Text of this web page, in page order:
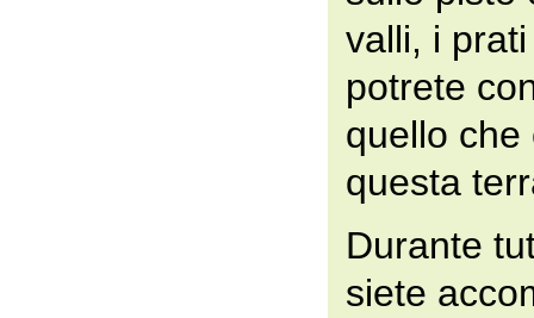
valli, i
potrete
quello che
questa
Durante
siete